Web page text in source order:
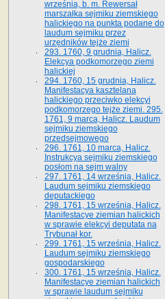
września, b. m. Rewersał
marszałka sejmiku ziemskiego
halickiego na punkta podane do
laudum sejmiku przez
urzędników tejże ziemi
293. 1760, 9 grudnia, Halicz.
Elekcya podkomorzego ziemi
halickiej
294. 1760, 15 grudnia, Halicz.
Manifestacya kasztelana
halickiego przeciwko elekcyi
podkomorzego tejże ziemi. 295.
1761, 9 marca, Halicz. Laudum
sejmiku ziemskiego
przedsejmowego
296. 1761, 10 marca, Halicz.
Instrukcya sejmiku ziemskiego
posłom na sejm walny
297. 1761, 14 września, Halicz.
Laudum sejmiku ziemskiego
deputackiego
298. 1761, 15 września, Halicz.
Manifestacye ziemian halickich
w sprawie elekcyi deputata na
Trybunał kor.
299. 1761, 15 września, Halicz.
Laudum sejmiku ziemskiego
gospodarskiego
300. 1761, 15 września, Halicz.
Manifestacye ziemian halickich
w sprawie laudum sejmiku